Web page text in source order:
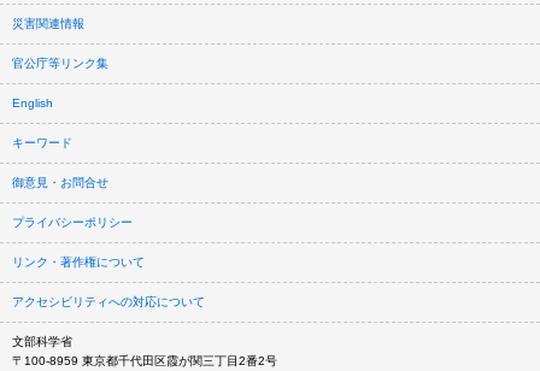
災害関連情報
官公庁等リンク集
English
キーワード
御意見・お問合せ
プライバシーポリシー
リンク・著作権について
アクセシビリティへの対応について
文部科学省
〒100-8959 東京都千代田区霞が関三丁目2番2号